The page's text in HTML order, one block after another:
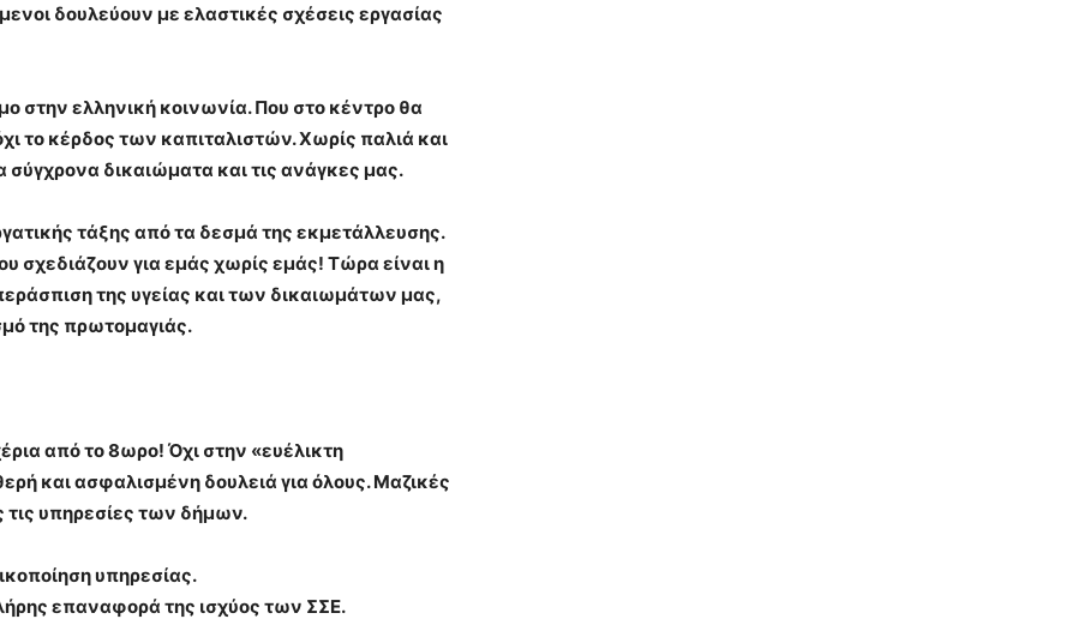
δουλεύουν με ελαστικές σχέσεις εργασίας
στην ελληνική κοινωνία. Που στο κέντρο θα
το κέρδος των καπιταλιστών. Χωρίς παλιά και
σύγχρονα δικαιώματα και τις ανάγκες μας.
τάξης από τα δεσμά της εκμετάλλευσης.
σχεδιάζουν για εμάς χωρίς εμάς! Τώρα είναι η
της υγείας και των δικαιωμάτων μας,
της πρωτομαγιάς.
από το 8ωρο! Όχι στην «ευέλικτη
και ασφαλισμένη δουλειά για όλους. Μαζικές
τις υπηρεσίες των δήμων.
υπηρεσίας.
επαναφορά της ισχύος των ΣΣΕ.